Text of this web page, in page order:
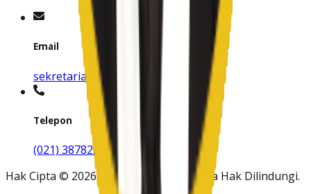
Email
sekretariat@mpk-indonesia.org
Telepon
(021) 38782205
Hak Cipta © 2026MPK Indonesia. Semua Hak Dilindungi.